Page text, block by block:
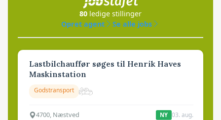
80 ledige stillinger
Opret agent
Se alle jobs
Lastbilchauffør søges til Henrik Haves
Maskinstation
Godstransport
4700, Næstved NY 03. aug.